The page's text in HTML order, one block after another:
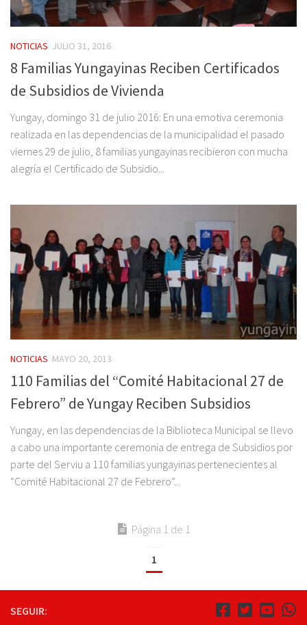
NOTICIAS JULIO 31, 2016
8 Familias Yungayinas Reciben Certificados
de Subsidios de Vivienda
Yungay, domingo 31 de julio 2016: En una emotiva ceremonia
realizada en las dependencias de la municipalidad el pasado
viernes 29 de julio, 8 familias yungayinas recibieron con mucha
alegría el Certificado de Subsidio...
NOTICIAS MAYO 20, 2013
110 Familias del “Comité Habitacional 27 de
Febrero” de Yungay Reciben Subsidios
Yungay, en las dependencias de la Biblioteca Municipal se llevo
a cabo una importante ceremonia de entrega de Subsidios por
parte del Serviu a 110 familias yungayinas pertenecientes al
“Comité Habitacional 27 de Febrero”...
Página 1 de 1
1
SEGUIR: